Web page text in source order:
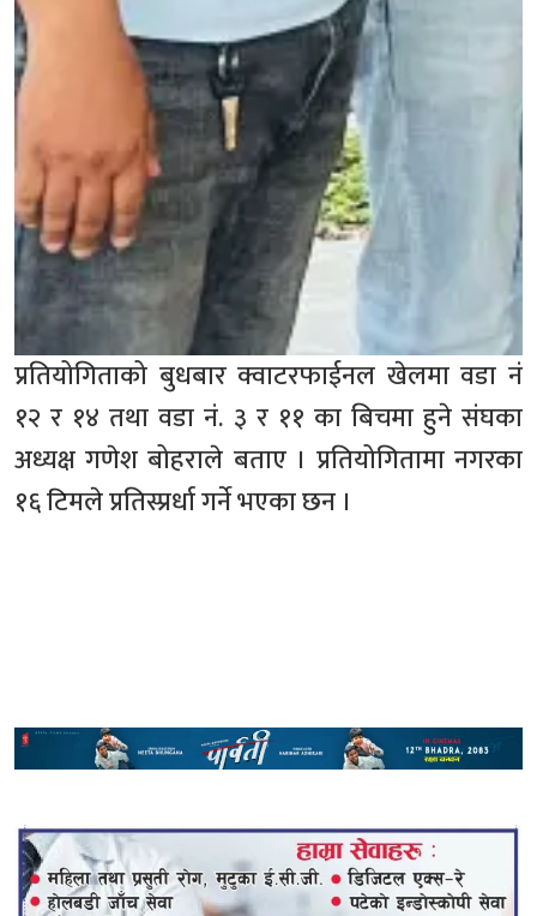
प्रतियोगिताको बुधबार क्वाटरफाईनल खेलमा वडा नं
१२ र १४ तथा वडा नं. ३ र ११ का बिचमा हुने संघका
अध्यक्ष गणेश बोहराले बताए । प्रतियोगितामा नगरका
१६ टिमले प्रतिस्प्रर्धा गर्ने भएका छन ।